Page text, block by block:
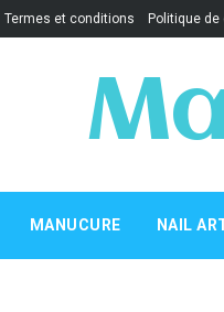
Termes et conditions Politique
MANUCURE NAIL